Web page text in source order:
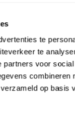
te
te
voor
combineren
op basis
kunt u geen
fijn als een T-shirt
de perfecte